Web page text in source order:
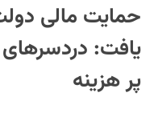
حمایت مالی
یافت:
پر هزینه